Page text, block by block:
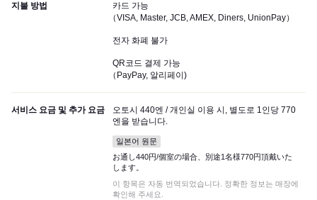
지불 방법
카드 가능
（VISA, Master, JCB, AMEX, Diners, UnionPay）
전자 화폐 불가
QR코드 결제 가능
（PayPay, 알리페이)
서비스 요금 및 추가 요금
오토시 440엔 / 개인실 이용 시, 별도로 1인당 770
엔을 받습니다.
일본어 원문
お通し440円/個室の場合、別途1名様770円頂戴いた
します。
이 항목은 자동 번역되었습니다. 정확한 정보는 매장에
확인해 주세요.